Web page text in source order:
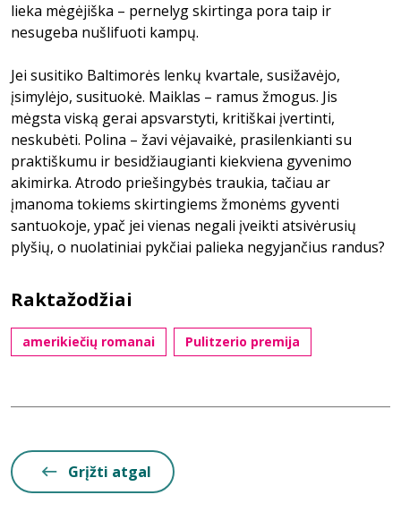
lieka mėgėjiška – pernelyg skirtinga pora taip ir
nesugeba nušlifuoti kampų.
Jei susitiko Baltimorės lenkų kvartale, susižavėjo,
įsimylėjo, susituokė. Maiklas – ramus žmogus. Jis
mėgsta viską gerai apsvarstyti, kritiškai įvertinti,
neskubėti. Polina – žavi vėjavaikė, prasilenkianti su
praktiškumu ir besidžiaugianti kiekviena gyvenimo
akimirka. Atrodo priešingybės traukia, tačiau ar
įmanoma tokiems skirtingiems žmonėms gyventi
santuokoje, ypač jei vienas negali įveikti atsivėrusių
plyšių, o nuolatiniai pykčiai palieka negyjančius randus?
Raktažodžiai
amerikiečių romanai Pulitzerio premija
Grįžti atgal